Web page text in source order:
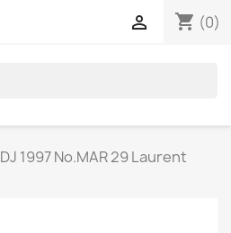
shopping_cart (0)

DJ 1997 No.MAR 29 Laurent